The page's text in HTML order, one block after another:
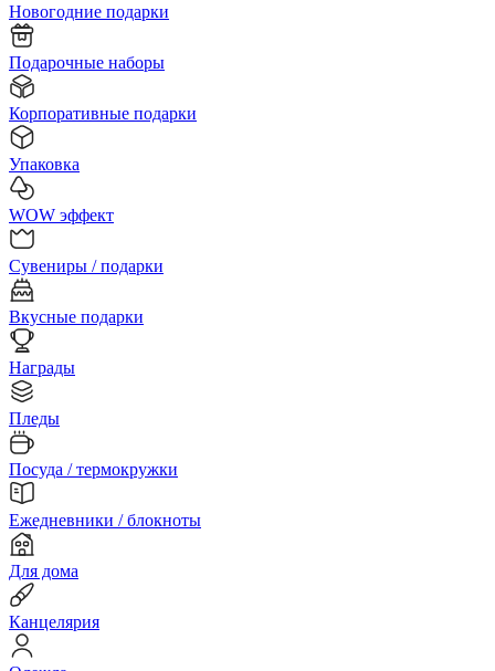
Новогодние подарки
Подарочные наборы
Корпоративные подарки
Упаковка
WOW эффект
Сувениры / подарки
Вкусные подарки
Награды
Пледы
Посуда / термокружки
Ежедневники / блокноты
Для дома
Канцелярия